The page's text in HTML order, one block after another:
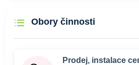
Obory činnosti
Prodej, instalace